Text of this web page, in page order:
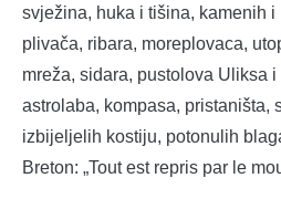
svježina, huka i tišina, kamenih
plivača, ribara, moreplovaca,
mreža, sidara, pustolova Uliksa
astrolaba, kompasa, pristaništa,
izbijeljelih kostiju, potonulih
Breton: „Tout est repris par le